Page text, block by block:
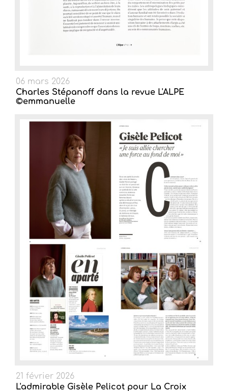
06 mars 2026
Charles Stépanoff dans la revue L'ALPE
©emmanuelle
21 février 2026
L'admirable Gisèle Pelicot pour La Croix